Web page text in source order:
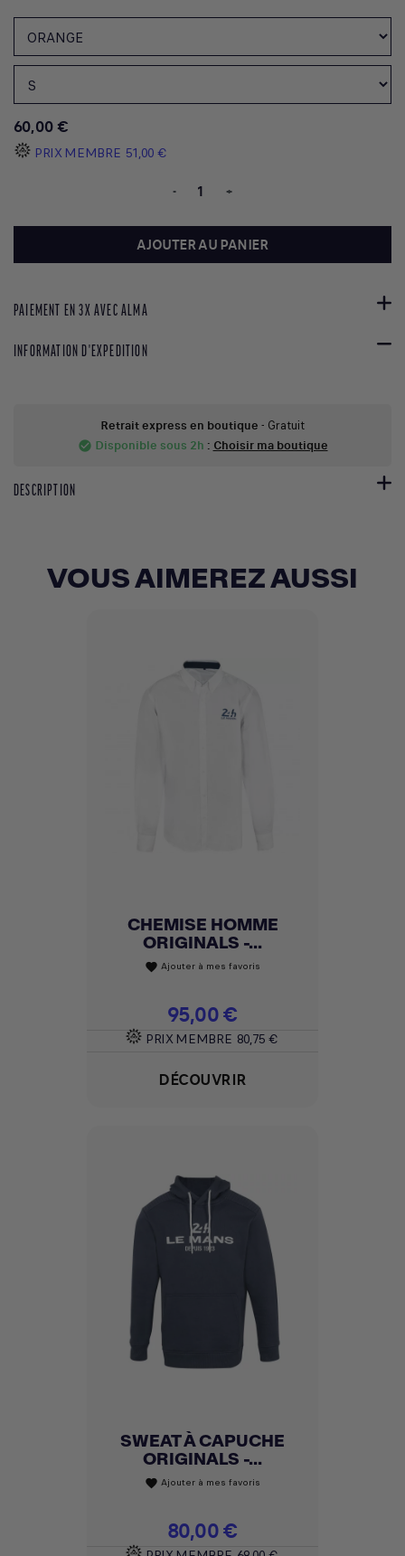
60,00 €
PRIX MEMBRE 51,00 €
- +
AJOUTER AU PANIER
PAIEMENT EN 3X AVEC ALMA
INFORMATION D'EXPEDITION
Retrait express en boutique - Gratuit
check_circle Disponible sous 2h : Choisir ma boutique
DESCRIPTION
VOUS AIMEREZ AUSSI
CHEMISE HOMME
ORIGINALS -...
favorite Ajouter à mes favoris
Prix
95,00 €
PRIX MEMBRE 80,75 €
DÉCOUVRIR
SWEAT À CAPUCHE
ORIGINALS -...
favorite Ajouter à mes favoris
Prix
80,00 €